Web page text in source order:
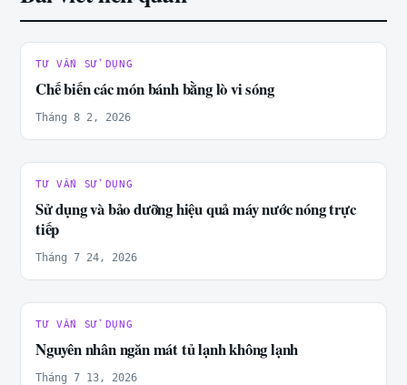
TƯ VẤN SỬ DỤNG
Chế biến các món bánh bằng lò vi sóng
Tháng 8 2, 2026
TƯ VẤN SỬ DỤNG
Sử dụng và bảo dưỡng hiệu quả máy nước nóng trực
tiếp
Tháng 7 24, 2026
TƯ VẤN SỬ DỤNG
Nguyên nhân ngăn mát tủ lạnh không lạnh
Tháng 7 13, 2026